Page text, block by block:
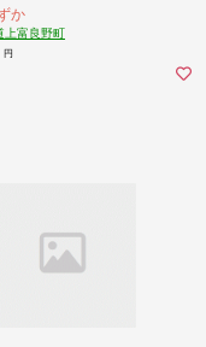
ゃがいも ジャガイモ 野菜
か
上富良野町
円